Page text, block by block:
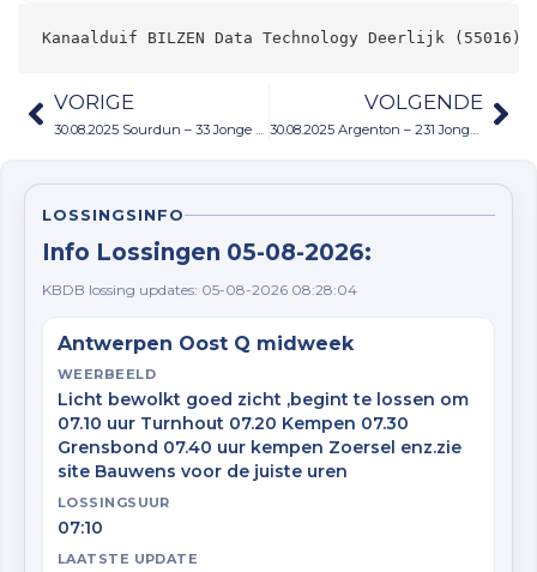
Kanaalduif BILZEN Data Technology Deerlijk (55016)
VORIGE
30.08.2025 Sourdun – 33 Jonge duiven
VOLGENDE
30.08.2025 Argenton – 231 Jonge duiven
LOSSINGSINFO
Info Lossingen 05-08-2026:
KBDB lossing updates: 05-08-2026 08:28:04
Antwerpen Oost Q midweek
WEERBEELD
Licht bewolkt goed zicht ,begint te lossen om
07.10 uur Turnhout 07.20 Kempen 07.30
Grensbond 07.40 uur kempen Zoersel enz.zie
site Bauwens voor de juiste uren
LOSSINGSUUR
07:10
LAATSTE UPDATE